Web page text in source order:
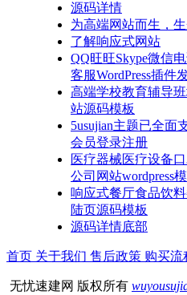
源码详情
为高端网站而生，
了解响应式网站
QQ旺旺Skype微信
客服WordPress插件
高端学校教育辅导班
站源码模板
5usujian主题已全面
会员登录注册
医疗器械医疗设备
公司网站wordpress
响应式餐厅食品饮
陆页源码模板
源码详情底部
首页 关于我们 售后政策 购买流
无忧速建网 版权所有